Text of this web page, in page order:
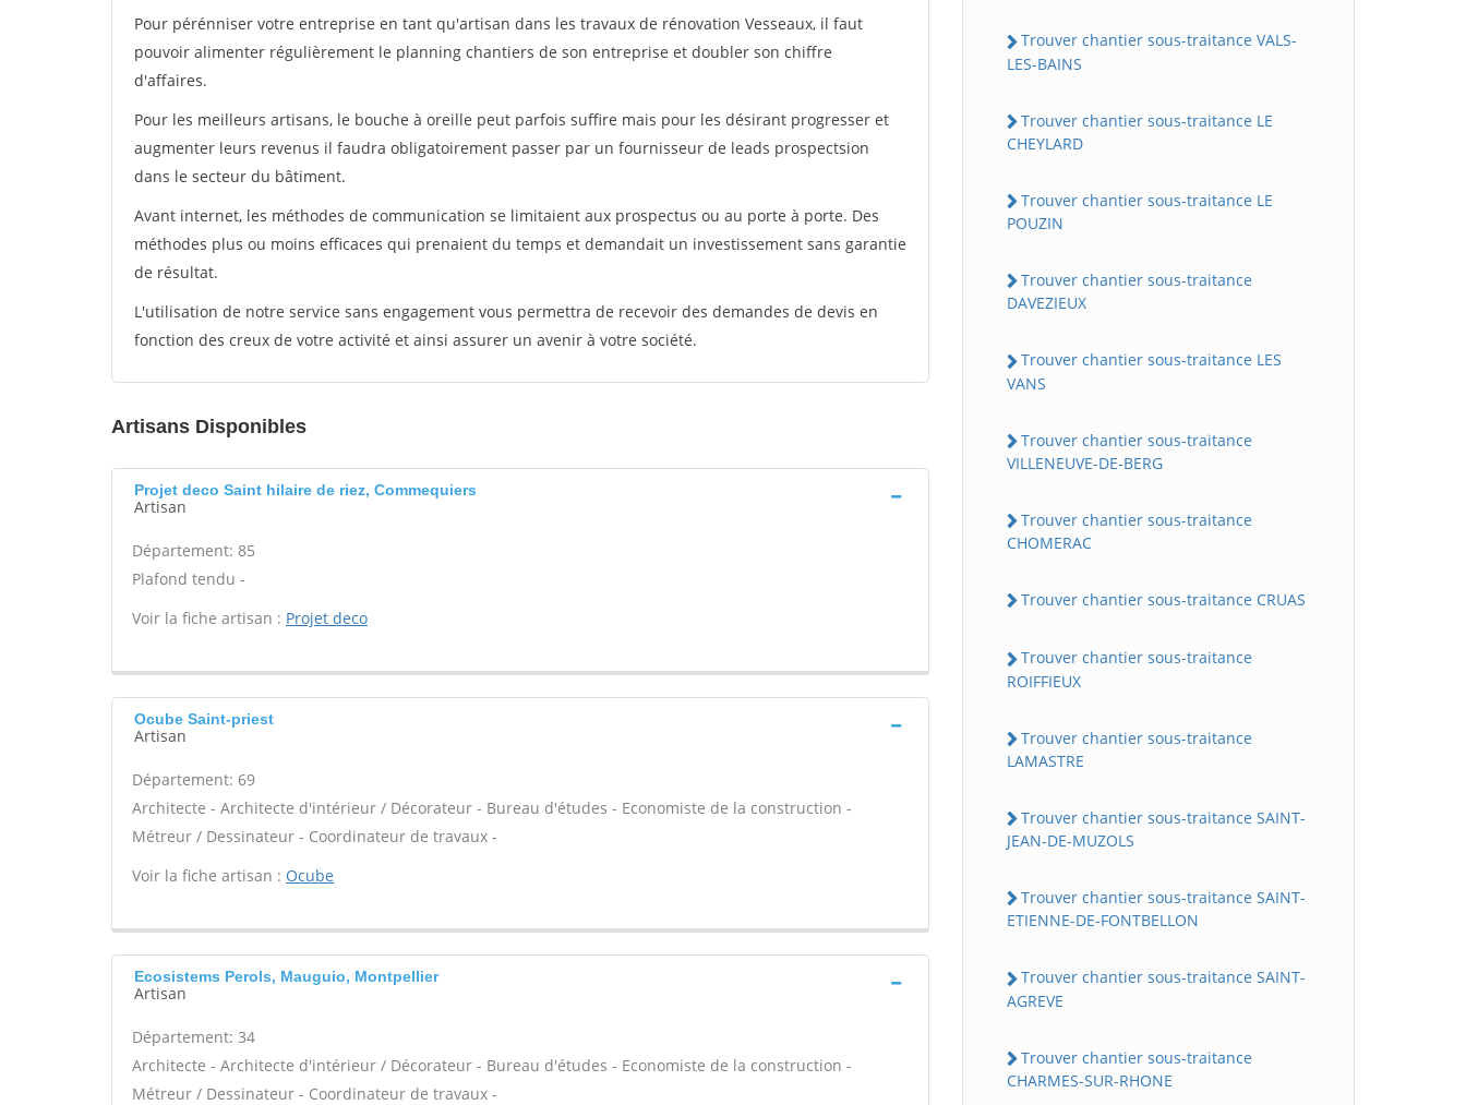
Pour pérénniser votre entreprise en tant qu'artisan dans les travaux de rénovation Vesseaux, il faut
pouvoir alimenter régulièrement le planning chantiers de son entreprise et doubler son chiffre
d'affaires.
Pour les meilleurs artisans, le bouche à oreille peut parfois suffire mais pour les désirant progresser et
augmenter leurs revenus il faudra obligatoirement passer par un fournisseur de leads prospectsion
dans le secteur du bâtiment.
Avant internet, les méthodes de communication se limitaient aux prospectus ou au porte à porte. Des
méthodes plus ou moins efficaces qui prenaient du temps et demandait un investissement sans garantie
de résultat.
L'utilisation de notre service sans engagement vous permettra de recevoir des demandes de devis en
fonction des creux de votre activité et ainsi assurer un avenir à votre société.
Artisans Disponibles
Projet deco Saint hilaire de riez, Commequiers
Artisan
Département: 85
Plafond tendu -
Voir la fiche artisan : Projet deco
Ocube Saint-priest
Artisan
Département: 69
Architecte - Architecte d'intérieur / Décorateur - Bureau d'études - Economiste de la construction -
Métreur / Dessinateur - Coordinateur de travaux -
Voir la fiche artisan : Ocube
Ecosistems Perols, Mauguio, Montpellier
Artisan
Département: 34
Architecte - Architecte d'intérieur / Décorateur - Bureau d'études - Economiste de la construction -
Métreur / Dessinateur - Coordinateur de travaux -
Trouver chantier sous-traitance VALS-
LES-BAINS
Trouver chantier sous-traitance LE
CHEYLARD
Trouver chantier sous-traitance LE
POUZIN
Trouver chantier sous-traitance
DAVEZIEUX
Trouver chantier sous-traitance LES
VANS
Trouver chantier sous-traitance
VILLENEUVE-DE-BERG
Trouver chantier sous-traitance
CHOMERAC
Trouver chantier sous-traitance CRUAS
Trouver chantier sous-traitance
ROIFFIEUX
Trouver chantier sous-traitance
LAMASTRE
Trouver chantier sous-traitance SAINT-
JEAN-DE-MUZOLS
Trouver chantier sous-traitance SAINT-
ETIENNE-DE-FONTBELLON
Trouver chantier sous-traitance SAINT-
AGREVE
Trouver chantier sous-traitance
CHARMES-SUR-RHONE